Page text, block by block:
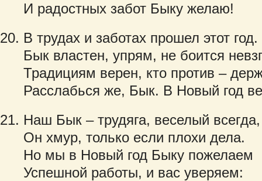
И радостных забот Быку желаю!
В трудах и заботах прошел этот год.
Бык властен, упрям, не боится
Традициям верен, кто против –
Расслабься же, Бык. В Новый год
Наш Бык – трудяга, веселый всегда,
Он хмур, только если плохи дела.
Но мы в Новый год Быку пожелаем
Успешной работы, и вас уверяем: